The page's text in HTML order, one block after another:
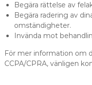
Begära rättelse av
Begära radering av
omständigheter.
Invända mot
För mer information om
CCPA/CPRA, vänligen